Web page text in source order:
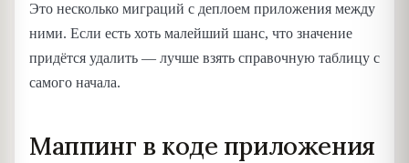
Это несколько миграций с деплоем приложения между
ними. Если есть хоть малейший шанс, что значение
придётся удалить — лучше взять справочную таблицу с
самого начала.
Маппинг в коде приложения